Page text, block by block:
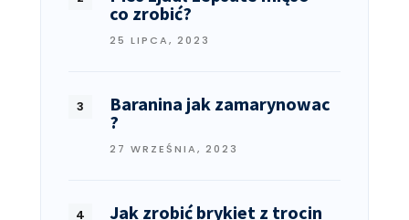
co zrobić?
25 LIPCA, 2023
Baranina jak zamarynowac
?
27 WRZEŚNIA, 2023
Jak zrobić brykiet z trocin